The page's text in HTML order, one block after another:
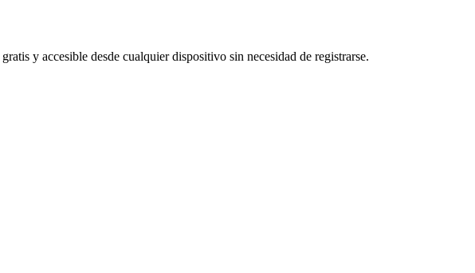
y accesible desde cualquier dispositivo sin necesidad de registrarse.